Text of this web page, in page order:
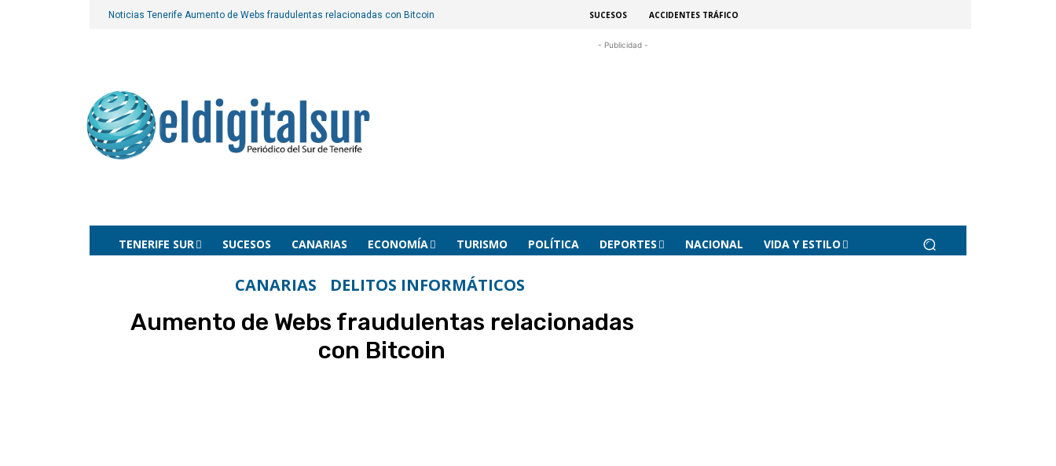
Noticias Tenerife Aumento de Webs fraudulentas relacionadas con Bitcoin SUCESOS ACCIDENTES TRÁFICO
- Publicidad -
TENERIFE SUR SUCESOS CANARIAS ECONOMÍA TURISMO POLÍTICA DEPORTES NACIONAL VIDA Y ESTILO
CANARIAS DELITOS INFORMÁTICOS
Aumento de Webs fraudulentas relacionadas
con Bitcoin